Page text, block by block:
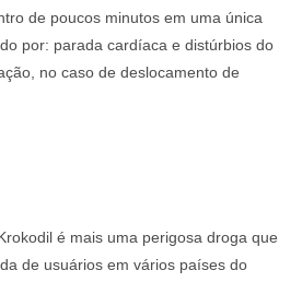
de poucos minutos em uma única
por: parada cardíaca e distúrbios do
no caso de deslocamento de
é mais uma perigosa droga que
de usuários em vários países do